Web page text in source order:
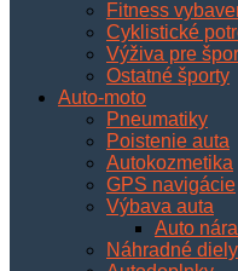
Fitness
Cyklistické
Výživa pre
Ostatné športy
Auto-moto
Pneumatiky
Poistenie auta
Autokozmetika
GPS navigácie
Výbava auta
Auto
Náhradné diely